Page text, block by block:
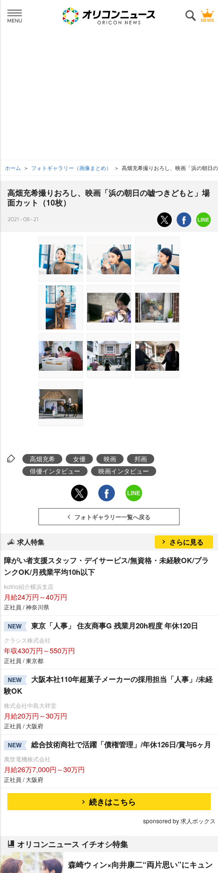
ホーム フォトギャラリー（画像まとめ） 高畑充希撮りおろし、映画「浜の朝日
高畑充希撮りおろし、映画「浜の朝日の嘘つきどもと」場
面カット（10枚）
2021-08-21
高畑充希 女優 映画
邦画
俳優インタビュー
映画インタビュー
フォトギャラリー一覧へ戻る
求人特集 さらに見る
障がい者支援スタッフ・デイサービス/無資格・未経験OK/ブラ
ンクOK/月残業平均10h以下
kotrio紹介横浜支店
月給24万円～40万円
正社員 / 神奈川県
NEW 東京「人事」 住友商事G 残業月20h程度 年休120日
クラシス株式会社
年収430万円～550万円
正社員 / 東京都
NEW
大阪本社110年超菓子メーカーの採用担当「人事」/未経
験OK
株式会社中島大祥堂
月給20万円～30万円
正社員 / 大阪府
NEW 総合技術商社で活躍「債権管理」/年休126日/賞与6ヶ月
萬世電機株式会社
月給26万7,000円～30万円
正社員 / 大阪府
続きはこちら
sponsored by 求人ボックス
オリコンニュース イチオシ特集
森崎ウィン×向井康二“両片思い”にキュン